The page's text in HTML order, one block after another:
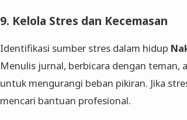
9. Kelola Stres dan Kecemasan
Identifikasi sumber stres dalam hidup
Menulis jurnal, berbicara dengan teman,
untuk mengurangi beban pikiran. Jika
mencari bantuan profesional.